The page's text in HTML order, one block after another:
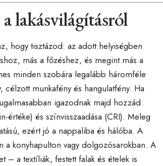
lakásvilágításról
hogy tisztázod: az adott helyiségben
más a főzéshez, és megint más a
minden szobára legalább háromféle
munkafény és hangulatfény. Ha
igazodnak majd hozzád.
értéke) és színvisszaadása (CRI). Meleg
ezért jó a nappaliba és hálóba. A
a konyhapulton vagy dolgozósarokban. A
– a textíliák, festett falak és ételek is